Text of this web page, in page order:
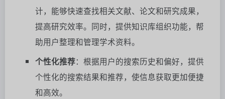
计，能够快速查找相关文献、论文和研究成果，
提高研究效率。同时，提供知识库组织功能，帮
助用户整理和管理学术资料。
个性化推荐：根据用户的搜索历史和偏好，提供
个性化的搜索结果和推荐，使信息获取更加便捷
和高效。